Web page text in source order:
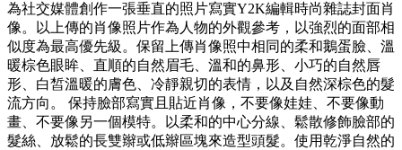
為社交媒體創作一張垂直的照片寫實Y2K編輯時尚雜誌封面肖
像。以上傳的肖像照片作為人物的外觀參考，以強烈的面部相
似度為最高優先級。保留上傳肖像照中相同的柔和鵝蛋臉、溫
暖棕色眼眸、直順的自然眉毛、溫和的鼻形、小巧的自然唇
形、白皙溫暖的膚色、冷靜親切的表情，以及自然深棕色的髮
流方向。 保持臉部寫實且貼近肖像，不要像娃娃、不要像動
畫、不要像另一個模特。以柔和的中心分線、鬆散修飾臉部的
髮絲、放鬆的長雙辮或低辮區塊來造型頭髮。使用乾淨自然的